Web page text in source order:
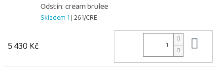
Odstín: cream brulee
Skladem 1| 261/CRE
5 430 Kč